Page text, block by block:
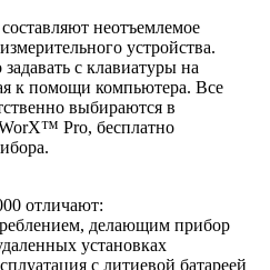
неотъемлемое
устройства.
с клавиатуры на
к помощи компьютера. Все
выбираются в
Pro, бесплатно
отличают:
делающим прибор
установках
с литиевой батареей